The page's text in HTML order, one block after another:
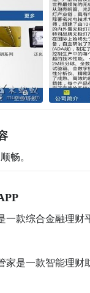
畅。
一款综合金融理
家是一款智能理